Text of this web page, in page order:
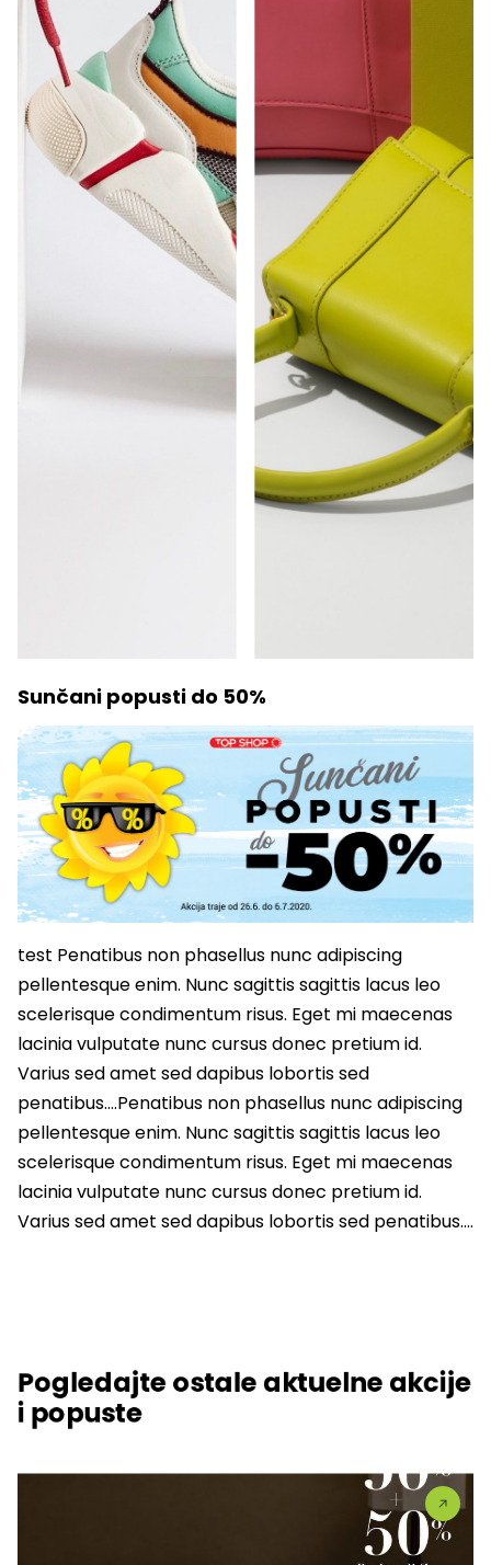
Sunčani popusti do 50%
test Penatibus non phasellus nunc adipiscing
pellentesque enim. Nunc sagittis sagittis lacus leo
scelerisque condimentum risus. Eget mi maecenas
lacinia vulputate nunc cursus donec pretium id.
Varius sed amet sed dapibus lobortis sed
penatibus….Penatibus non phasellus nunc adipiscing
pellentesque enim. Nunc sagittis sagittis lacus leo
scelerisque condimentum risus. Eget mi maecenas
lacinia vulputate nunc cursus donec pretium id.
Varius sed amet sed dapibus lobortis sed penatibus….
Pogledajte ostale aktuelne akcije
i popuste